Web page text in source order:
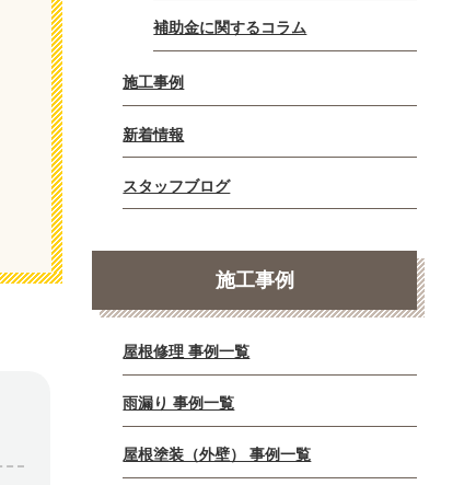
補助金に関するコラム
施工事例
新着情報
スタッフブログ
施工事例
屋根修理 事例一覧
雨漏り 事例一覧
屋根塗装（外壁） 事例一覧